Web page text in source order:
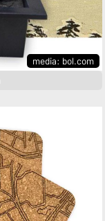
media: bol.com